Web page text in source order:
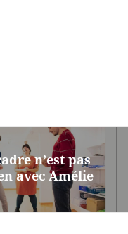
n’est pas
avec Amélie